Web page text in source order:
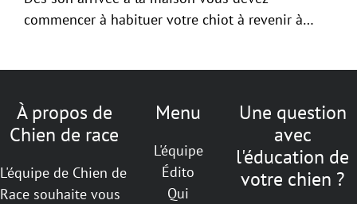
commencer à habituer votre chiot à revenir à…
À propos de
Chien de race
L'équipe de Chien de
Race souhaite vous
Menu
L'équipe
Édito
Qui
Une question
avec
l'éducation de
votre chien ?